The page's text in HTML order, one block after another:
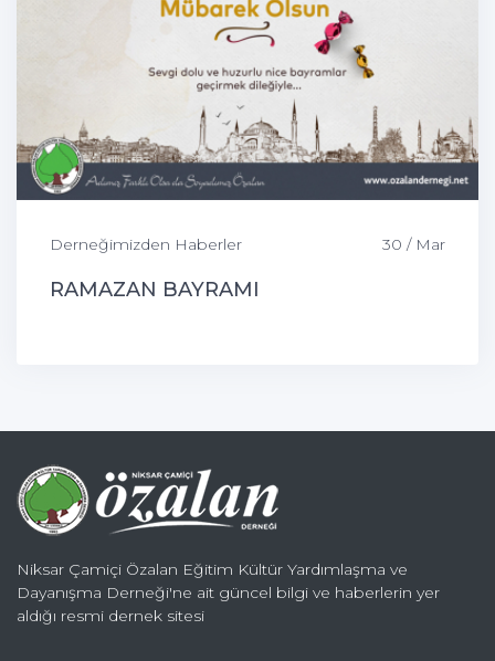
Derneğimizden Haberler 30 / Mar
RAMAZAN BAYRAMI
Niksar Çamiçi Özalan Eğitim Kültür Yardımlaşma ve
Dayanışma Derneği'ne ait güncel bilgi ve haberlerin yer
aldığı resmi dernek sitesi